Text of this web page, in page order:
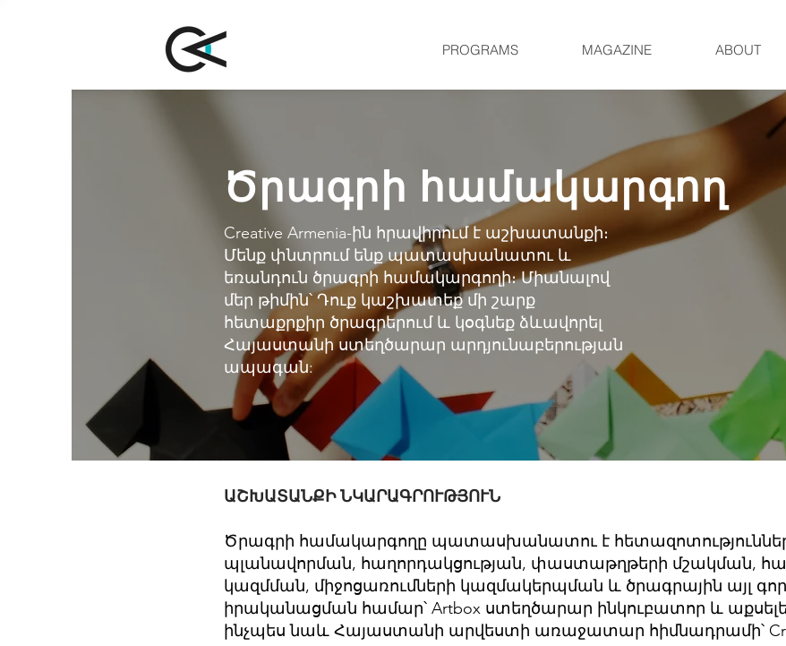
PROGRAMS MAGAZINE ABOUT
Ծրագրի համակարգող
Creative Armenia-ին հրավիրում է աշխատանքի։
Մենք փնտրում ենք պատասխանատու և
եռանդուն ծրագրի համակարգողի։ Միանալով
մեր թիմին՝ Դուք կաշխատեք մի շարք
հետաքրքիր ծրագրերում և կօգնեք ձևավորել
Հայաստանի ստեղծարար արդյունաբերության
ապագան:
ԱՇԽԱՏԱՆՔԻ ՆԿԱՐԱԳՐՈՒԹՅՈՒՆ
Ծրագրի համակարգողը պատասխանատու է
պլանավորման, հաղորդակցության, փաստաթղթերի մշակման,
կազմման, միջոցառումների կազմակերպման և ծրագրային այլ
իրականացման համար՝ Artbox ստեղծարար ինկուբատոր և
ինչպես նաև Հայաստանի արվեստի առաջատար հիմնադրամի՝